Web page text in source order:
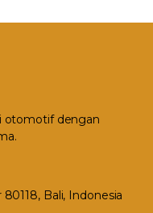
otomotif dengan
Bali, Indonesia